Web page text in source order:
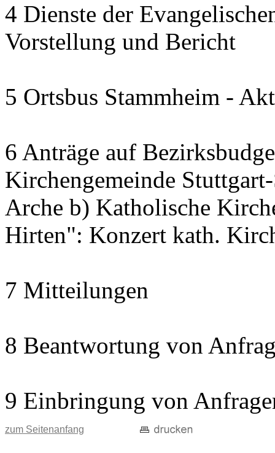
4 Dienste der
Vorstellung und Bericht
5 Ortsbus Stammheim -
6 Anträge auf
Kirchengemeinde
Arche b) Katholische
Hirten": Konzert kath.
7 Mitteilungen
8 Beantwortung von
9 Einbringung von
zum Seitenanfang